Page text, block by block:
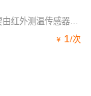
拌和站环境温度监测方案主要由红外测温传感器、GPRS数据采集器、不同类型的多探头温度传感器、监测平台组成，可实现对拌和站出料口、粉料罐、料仓及液体池的温度监测，通过4G/WIFI上传至平台。
¥ 1/次